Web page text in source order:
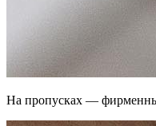
На пропусках —